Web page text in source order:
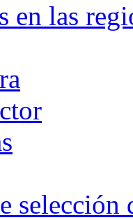
en las